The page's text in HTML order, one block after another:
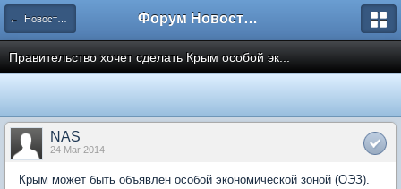
← Новости рынка недвижимости Форум Новостройки
Правительство хочет сделать Крым особой эк...
NAS
24 Mar 2014
Крым может быть объявлен особой экономической зоной (ОЭЗ).